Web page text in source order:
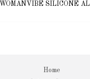
WOMANVIBE SILICONE
Home